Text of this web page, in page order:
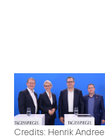
Credits: Henrik Andree